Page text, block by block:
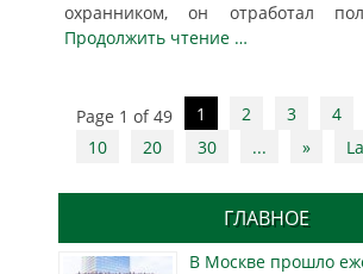
охранником, он отработал
Продолжить чтение …
Post
navigation
Page 1 of 49 1 2 3 4
10
20 30 ... »
ГЛАВНОЕ
В Москве прошло